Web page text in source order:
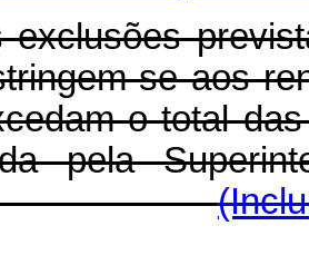
se aos
o total
pela